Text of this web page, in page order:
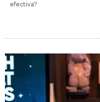
efectiva?